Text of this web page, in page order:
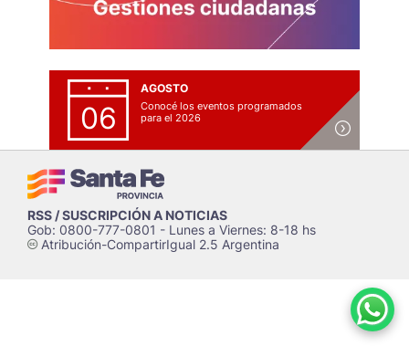
06
AGOSTO
Conocé los eventos programados
para el 2026
RSS / SUSCRIPCIÓN A NOTICIAS
Gob: 0800-777-0801 - Lunes a Viernes: 8-18 hs
cAtribución-CompartirIgual 2.5 Argentina